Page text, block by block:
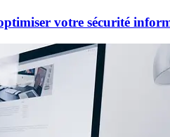
votre sécurité